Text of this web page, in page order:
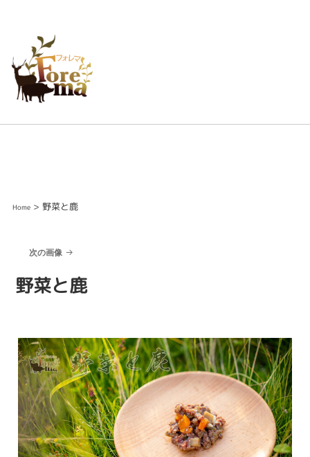
Home> 野菜と鹿
次の画像
野菜と鹿